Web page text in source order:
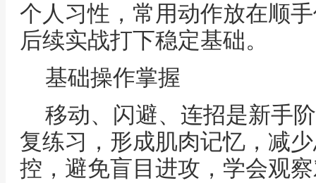
个人习性，常用动作放在顺
后续实战打下稳定基础。
基础操作掌握
移动、闪避、连招是新手
复练习，形成肌肉记忆，减
控，避免盲目进攻，学会观